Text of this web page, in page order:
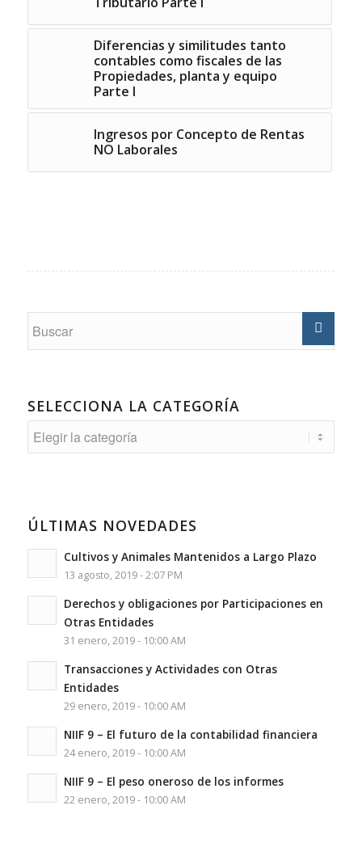
Diferencias y similitudes tanto
contables como fiscales de las
Propiedades, planta y equipo
Parte I
Ingresos por Concepto de Rentas
NO Laborales
SELECCIONA LA CATEGORÍA
Selecciona
la
ÚLTIMAS NOVEDADES
Cultivos y Animales Mantenidos a Largo Plazo
13 agosto, 2019 - 2:07 PM
Derechos y obligaciones por Participaciones en
Otras Entidades
31 enero, 2019 - 10:00 AM
Transacciones y Actividades con Otras
Entidades
29 enero, 2019 - 10:00 AM
NIIF 9 – El futuro de la contabilidad financiera
24 enero, 2019 - 10:00 AM
NIIF 9 – El peso oneroso de los informes
22 enero, 2019 - 10:00 AM